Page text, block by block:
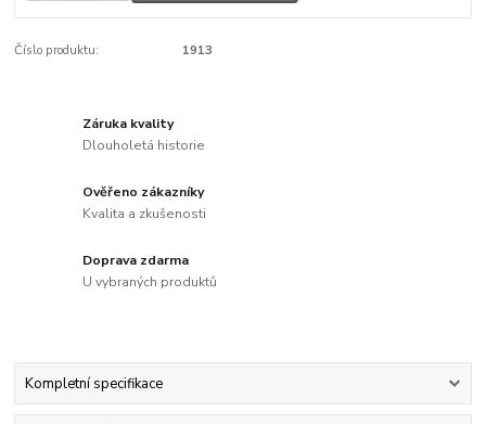
Číslo produktu: 1913
Záruka kvality
Dlouholetá historie
Ověřeno zákazníky
Kvalita a zkušenosti
Doprava zdarma
U vybraných produktů
Kompletní specifikace